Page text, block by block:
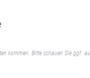
kommen. Bitte schauen Sie ggf.